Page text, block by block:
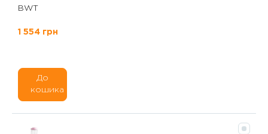
BWT
1 554 грн
До
кошика